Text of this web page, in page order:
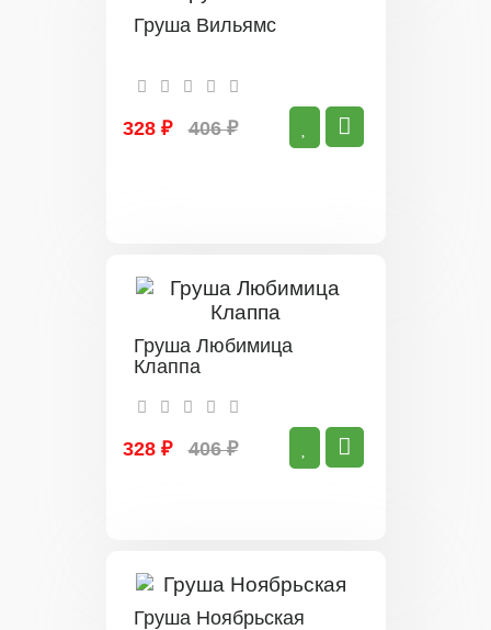
Груша Вильямс
328 ₽ 406 ₽
Груша Любимица
Клаппа
328 ₽ 406 ₽
Груша Ноябрьская